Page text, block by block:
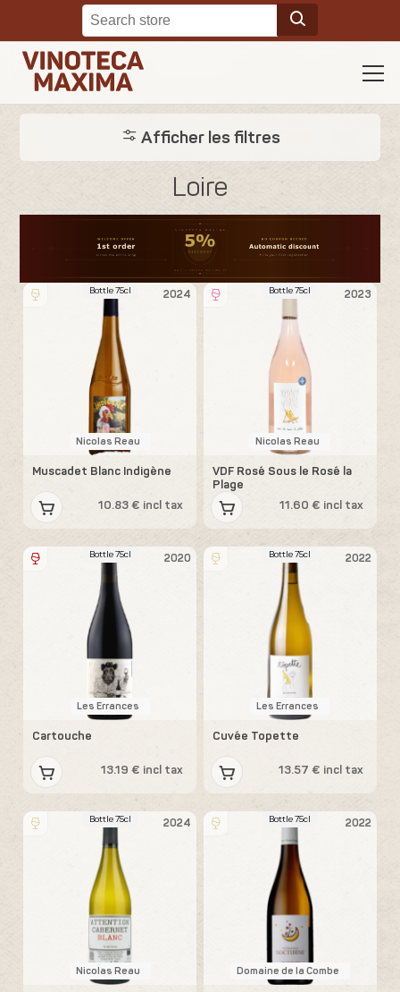
Afficher les filtres
Loire
2024
Bottle 75cl
Nicolas Reau
Muscadet Blanc Indigène
10.83 € incl tax
2023
Bottle 75cl
Nicolas Reau
VDF Rosé Sous le Rosé la
Plage
11.60 € incl tax
2020
Bottle 75cl
Les Errances
Cartouche
13.19 € incl tax
2022
Bottle 75cl
Les Errances
Cuvée Topette
13.57 € incl tax
2024
Bottle 75cl
Nicolas Reau
2022
Bottle 75cl
Domaine de la Combe